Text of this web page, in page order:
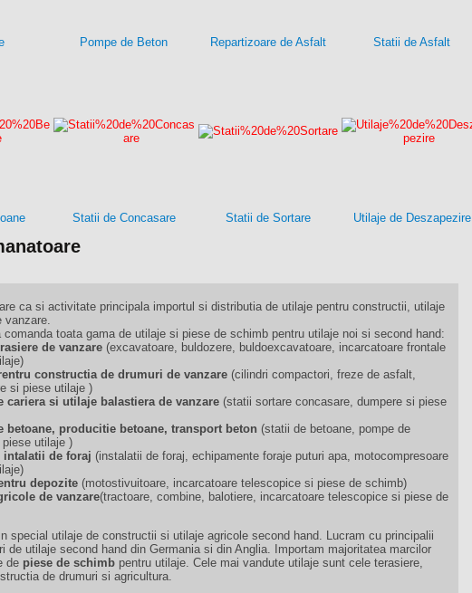
Pompe de Beton Repartizoare de Asfalt Statii de Asfalt
Statii de Concasare Statii de Sortare Utilaje de Deszapezire
are ca si activitate principala importul si distributia de utilaje pentru constructii, utilaje
vanzare.
comanda toata gama de utilaje si piese de schimb pentru utilaje noi si second hand:
de vanzare (excavatoare, buldozere, buldoexcavatoare, incarcatoare frontale
constructia de drumuri de vanzare (cilindri compactori, freze de asfalt,
si piese utilaje )
cariera si utilaje balastiera de vanzare (statii sortare concasare, dumpere si piese
betoane, producitie betoane, transport beton (statii de betoane, pompe de
utilaje )
de foraj (instalatii de foraj, echipamente foraje puturi apa, motocompresoare
depozite (motostivuitoare, incarcatoare telescopice si piese de schimb)
de vanzare(tractoare, combine, balotiere, incarcatoare telescopice si piese de
special utilaje de constructii si utilaje agricole second hand. Lucram cu principalii
de utilaje second hand din Germania si din Anglia. Importam majoritatea marcilor
de piese de schimb pentru utilaje. Cele mai vandute utilaje sunt cele terasiere,
de drumuri si agricultura.